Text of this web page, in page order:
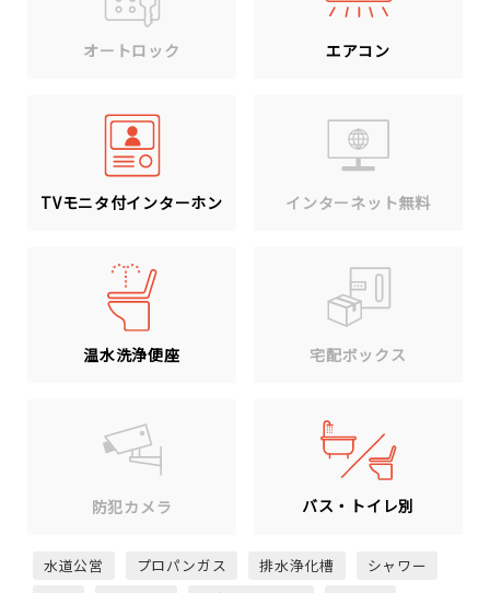
オートロック エアコン
TVモニタ付インターホン インターネット無料
温水洗浄便座 宅配ボックス
防犯カメラ バス・トイレ別
水道公営 プロパンガス 排水浄化槽
シャワー